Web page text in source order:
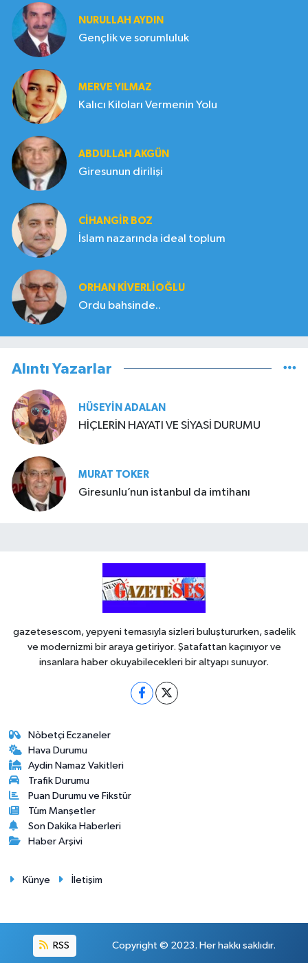
NURULLAH AYDIN
Gençlik ve sorumluluk
MERVE YILMAZ
Kalıcı Kiloları Vermenin Yolu
ABDULLAH AKGÜN
Giresunun dirilişi
CIHANGIR BOZ
İslam nazarında ideal toplum
ORHAN KIVERLIOĞLU
Ordu bahsinde..
Alıntı Yazarlar
HÜSEYIN ADALAN
HİÇLERİN HAYATI VE SİYASİ DURUMU
MURAT TOKER
Giresunlu’nun istanbul da imtihanı
gazetesescom, yepyeni temasıyla sizleri buluştururken, sadelik
ve modernizmi bir araya getiriyor. Şatafattan kaçınıyor ve
insanlara haber okuyabilecekleri bir altyapı sunuyor.
Nöbetçi Eczaneler
Hava Durumu
Aydin Namaz Vakitleri
Trafik Durumu
Puan Durumu ve Fikstür
Tüm Manşetler
Son Dakika Haberleri
Haber Arşivi
Künye İletişim
RSS Copyright © 2023. Her hakkı saklıdır.